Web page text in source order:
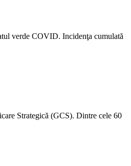
verde COVID. Incidenţa cumulată
Strategică (GCS). Dintre cele 60